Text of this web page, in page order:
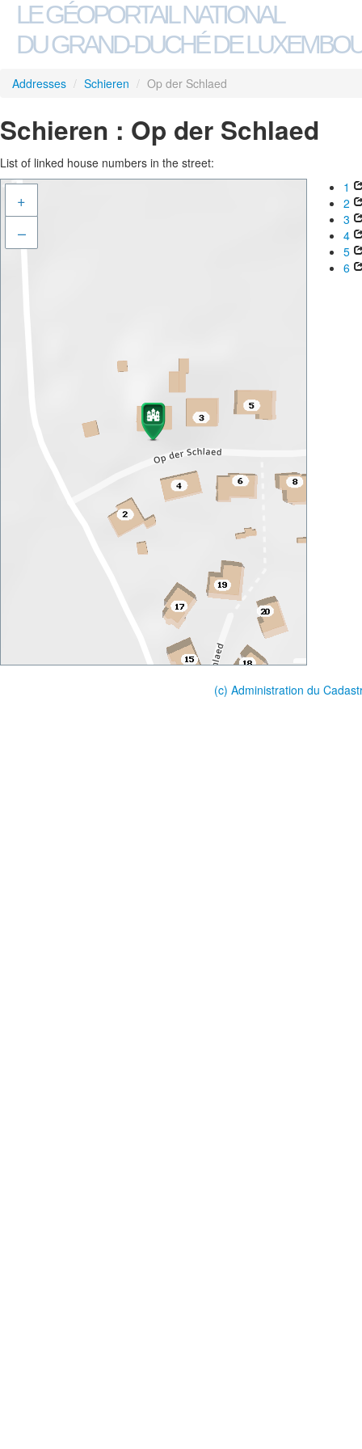
LE GÉOPORTAIL NATIONAL
DU GRAND-DUCHÉ DE
Addresses / Schieren / Op der Schlaed
Schieren : Op der Schlaed
List of linked house numbers in the street:
+
–
1
2
3
4
5
6
(c) Administration du